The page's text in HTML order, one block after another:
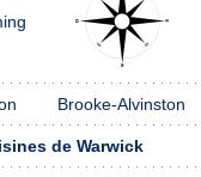
Brooke-Alvinston
de Warwick